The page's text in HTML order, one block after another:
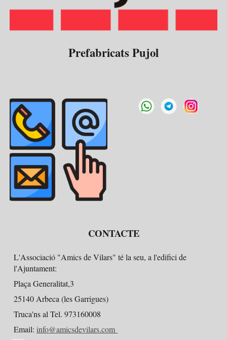
Prefabricats Pujol
CONTACTE
L'Associació "Amics de Vilars" té la seu, a l'edifici de
l'Ajuntament:
Plaça Generalitat,3
25140 Arbeca (les Garrigues)
Truca'ns al Tel. 973160008
Email: info@amicsdevilars.com